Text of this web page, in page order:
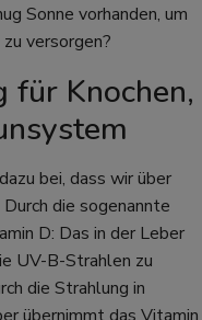
Sonne vorhanden, um
versorgen?
Knochen,
bei, dass wir über
die sogenannte
D: Das in der Leber
UV-B-Strahlen zu
die Strahlung in